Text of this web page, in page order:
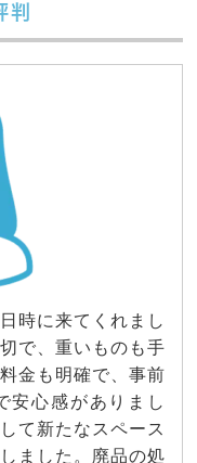
判
時に来てくれまし
で、重いものも手
金も明確で、事前
安心感がありまし
て新たなスペース
ました。廃品の処